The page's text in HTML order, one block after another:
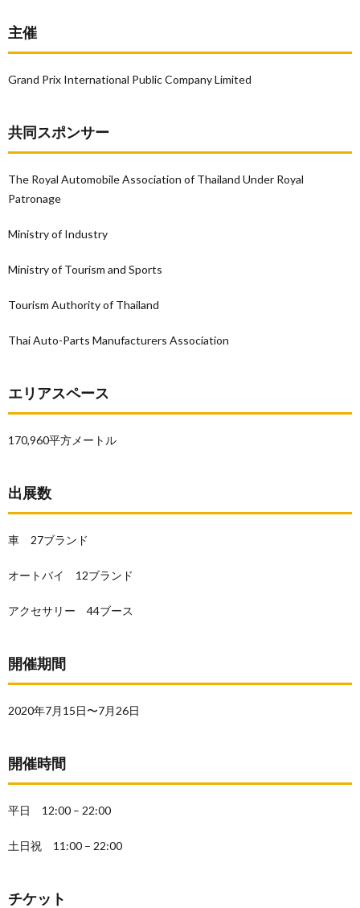
主催
Grand Prix International Public Company Limited
共同スポンサー
The Royal Automobile Association of Thailand Under Royal
Patronage
Ministry of Industry
Ministry of Tourism and Sports
Tourism Authority of Thailand
Thai Auto-Parts Manufacturers Association
エリアスペース
170,960平方メートル
出展数
車 27ブランド
オートバイ 12ブランド
アクセサリー 44ブース
開催期間
2020年7月15日〜7月26日
開催時間
平日 12:00 – 22:00
土日祝 11:00 – 22:00
チケット